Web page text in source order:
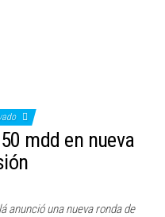
mdd en nueva
anunció una nueva ronda de